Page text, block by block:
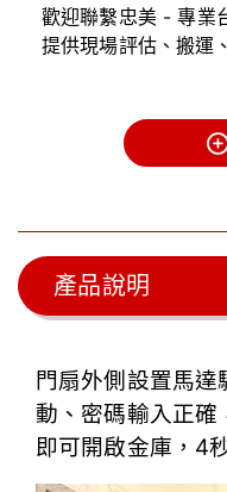
歡迎聯繫忠美 - 專業
提供現場評估、搬運
產品說明
門扇外側設置馬達
動、密碼輸入正確
即可開啟金庫，4